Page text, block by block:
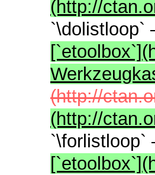
(http://
`\dolistloop`
(http://
(http://
`\forlistloop`